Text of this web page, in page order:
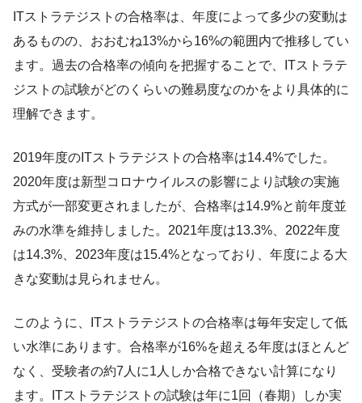
ITストラテジストの合格率は、年度によって多少の変動は
あるものの、おおむね13%から16%の範囲内で推移してい
ます。過去の合格率の傾向を把握することで、ITストラテ
ジストの試験がどのくらいの難易度なのかをより具体的に
理解できます。
2019年度のITストラテジストの合格率は14.4%でした。
2020年度は新型コロナウイルスの影響により試験の実施
方式が一部変更されましたが、合格率は14.9%と前年度並
みの水準を維持しました。2021年度は13.3%、2022年度
は14.3%、2023年度は15.4%となっており、年度による大
きな変動は見られません。
このように、ITストラテジストの合格率は毎年安定して低
い水準にあります。合格率が16%を超える年度はほとんど
なく、受験者の約7人に1人しか合格できない計算になり
ます。ITストラテジストの試験は年に1回（春期）しか実